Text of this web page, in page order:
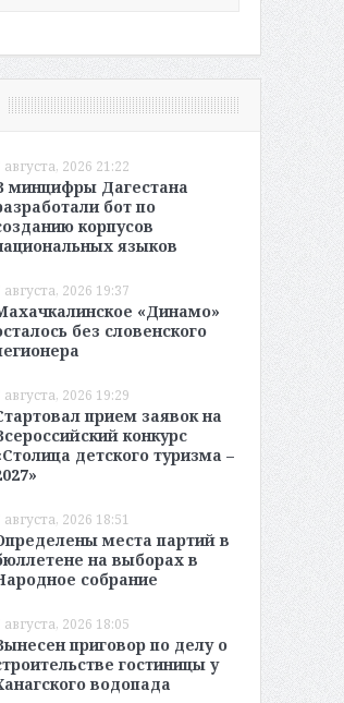
августа, 2026 21:22
минцифры Дагестана
бот по
корпусов
языков
августа, 2026 19:37
«Динамо»
без словенского
августа, 2026 19:29
прием заявок на
конкурс
детского туризма –
августа, 2026 18:51
места партий в
на выборах в
собрание
августа, 2026 18:05
приговор по делу о
гостиницы у
водопада